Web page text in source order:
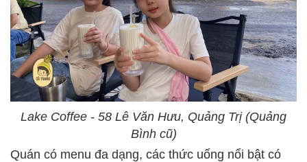
Lake Coffee - 58 Lê Văn Hưu, Quảng Trị (Quảng
Bình cũ)
Quán có menu đa dạng, các thức uống nổi bật có